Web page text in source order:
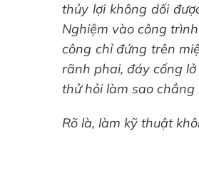
thủy lợi không dối
Nghiệm vào công
công chỉ đứng trên
rãnh phai, đáy cống
thử hỏi làm sao
Rõ là, làm kỹ thuật